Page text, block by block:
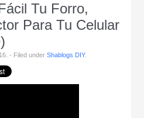
Tu Forro,
Para Tu Celular
- Filed underShablogs DIY.